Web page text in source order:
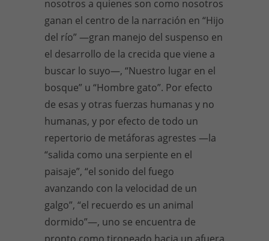
nosotros a quienes son como nosotros
ganan el centro de la narración en “Hijo
del río” —gran manejo del suspenso en
el desarrollo de la crecida que viene a
buscar lo suyo—, “Nuestro lugar en el
bosque” u “Hombre gato”. Por efecto
de esas y otras fuerzas humanas y no
humanas, y por efecto de todo un
repertorio de metáforas agrestes —la
“salida como una serpiente en el
paisaje”, “el sonido del fuego
avanzando con la velocidad de un
galgo”, “el recuerdo es un animal
dormido”—, uno se encuentra de